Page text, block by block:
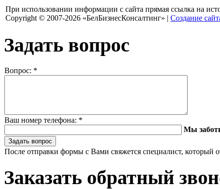
При использовании информации с сайта прямая ссылка на
Copyright © 2007-2026 «БелБизнесКонсалтинг» | Создание
Задать вопрос
Вопрос: *
Ваш номер телефона: *
Мы
После отправки формы с Вами свяжется специалист, который
Заказать обратный